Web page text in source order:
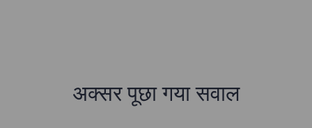
अक्सर पूछा गया सवाल